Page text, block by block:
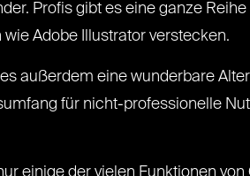
Profis gibt es eine ganze
Adobe Illustrator verstecken.
außerdem eine wunderbare
für nicht-professionelle
einige der vielen Funktionen